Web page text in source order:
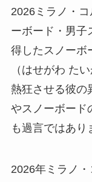
2026ミラノ・
ーボード・男子
得したスノーボ
（はせがわ た
熱狂させる彼の
やスノーボード
も過言ではあり
2026年ミラノ